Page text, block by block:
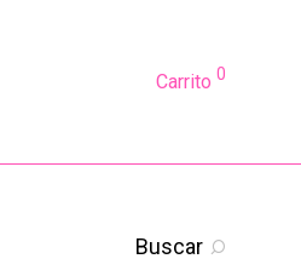
Carrito 0
Buscar